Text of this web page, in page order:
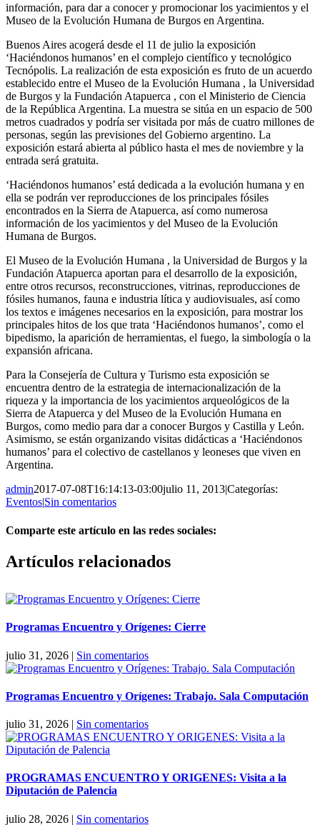
información, para dar a conocer y promocionar los yacimientos y el
Museo de la Evolución Humana de Burgos en Argentina.
Buenos Aires acogerá desde el 11 de julio la exposición
‘Haciéndonos humanos’ en el complejo científico y tecnológico
Tecnópolis. La realización de esta exposición es fruto de un acuerdo
establecido entre el Museo de la Evolución Humana , la Universidad
de Burgos y la Fundación Atapuerca , con el Ministerio de Ciencia
de la República Argentina. La muestra se sitúa en un espacio de 500
metros cuadrados y podría ser visitada por más de cuatro millones de
personas, según las previsiones del Gobierno argentino. La
exposición estará abierta al público hasta el mes de noviembre y la
entrada será gratuita.
‘Haciéndonos humanos’ está dedicada a la evolución humana y en
ella se podrán ver reproducciones de los principales fósiles
encontrados en la Sierra de Atapuerca, así como numerosa
información de los yacimientos y del Museo de la Evolución
Humana de Burgos.
El Museo de la Evolución Humana , la Universidad de Burgos y la
Fundación Atapuerca aportan para el desarrollo de la exposición,
entre otros recursos, reconstrucciones, vitrinas, reproducciones de
fósiles humanos, fauna e industria lítica y audiovisuales, así como
los textos e imágenes necesarios en la exposición, para mostrar los
principales hitos de los que trata ‘Haciéndonos humanos’, como el
bipedismo, la aparición de herramientas, el fuego, la simbología o la
expansión africana.
Para la Consejería de Cultura y Turismo esta exposición se
encuentra dentro de la estrategia de internacionalización de la
riqueza y la importancia de los yacimientos arqueológicos de la
Sierra de Atapuerca y del Museo de la Evolución Humana en
Burgos, como medio para dar a conocer Burgos y Castilla y León.
Asimismo, se están organizando visitas didácticas a ‘Haciéndonos
humanos’ para el colectivo de castellanos y leoneses que viven en
Argentina.
admin2017-07-08T16:14:13-03:00julio 11, 2013|Categorías:
Eventos|Sin comentarios
Comparte este artículo en las redes sociales:
Facebook
X
Reddit
LinkedIn
Pinterest
Vk
Artículos relacionados
Programas Encuentro y Orígenes: Cierre
julio 31, 2026 | Sin comentarios
Programas Encuentro y Orígenes: Trabajo. Sala Computación
julio 31, 2026 | Sin comentarios
PROGRAMAS ENCUENTRO Y ORIGENES: Visita a la
Diputación de Palencia
julio 28, 2026 | Sin comentarios